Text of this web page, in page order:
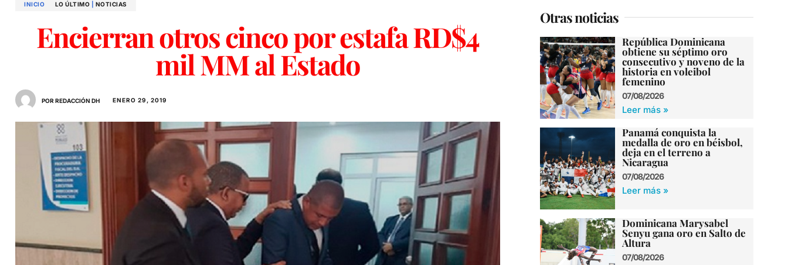
INICIO LO ÚLTIMO NOTICIAS
Encierran otros cinco por estafa RD$4
mil MM al Estado
POR REDACCIÓN DH ENERO 29, 2019
Otras noticias
República Dominicana
obtiene su séptimo oro
consecutivo y noveno de la
historia en voleibol
femenino
07/08/2026
Leer más »
Panamá conquista la
medalla de oro en béisbol,
deja en el terreno a
Nicaragua
07/08/2026
Leer más »
Dominicana Marysabel
Senyu gana oro en Salto de
Altura
07/08/2026